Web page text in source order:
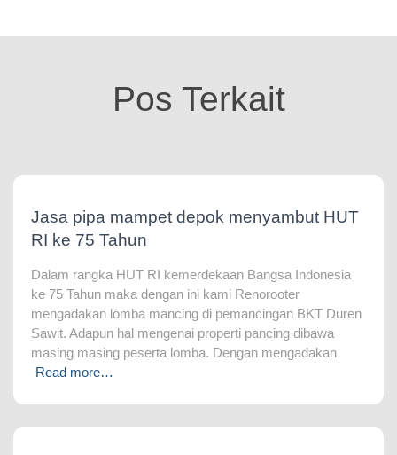
Pos Terkait
Jasa pipa mampet depok menyambut HUT
RI ke 75 Tahun
Dalam rangka HUT RI kemerdekaan Bangsa Indonesia
ke 75 Tahun maka dengan ini kami Renorooter
mengadakan lomba mancing di pemancingan BKT Duren
Sawit. Adapun hal mengenai properti pancing dibawa
masing masing peserta lomba. Dengan mengadakan
Read more…